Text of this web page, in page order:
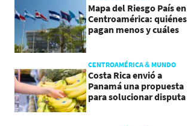
Mapa del Riesgo País en
Centroamérica: quiénes
pagan menos y cuáles
CENTROAMÉRICA & MUNDO
Costa Rica envió a
Panamá una propuesta
para solucionar disputa